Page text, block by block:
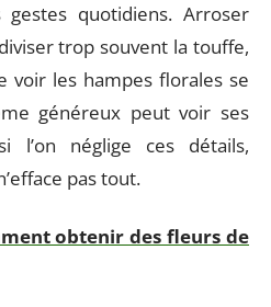
quotidiens. Arroser
trop souvent la touffe,
voir les hampes florales se
généreux peut voir ses
l’on néglige ces détails,
pas tout.
obtenir des fleurs de